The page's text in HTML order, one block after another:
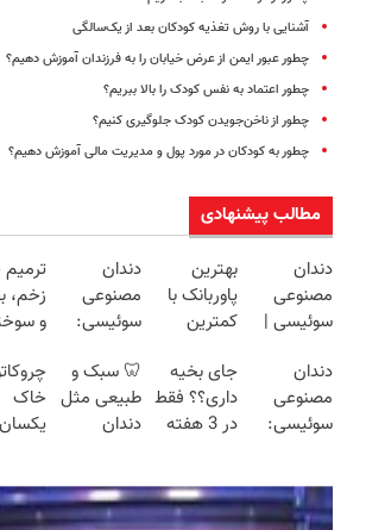
آشنایی با روش تغذیه کودکان بعد از یک‌سالگی
چطور عبور ایمن از عرض خیابان را به فرزندان آموزش دهیم؟
چطور اعتماد به نفس کودک را بالا ببریم؟
چطور از ناخن‌جویدن کودک جلوگیری کنیم؟
چطور به کودکان در مورد پول و مدیریت مالی آموزش دهیم؟
مطالب پیشنهادی
دندان
مصنوعی
سوئیسی |
مقاوم،
طبیعی!
ویزیت
اقساطی😍
بهترین
پاوربانک با
کمترین
دندان
مصنوعی
سوئیسی:
فناوری
اروپا، سبک
و مقاوم |
قسطی
زخم،
و
دندان
مصنوعی
سوئیسی:
بدون لقی |
جای بخیه
داری؟؟ فقط
در 3 هفته
🦷 سبک و
طبیعی مثل
دندان
و پرداخت
خاک
صرفه)